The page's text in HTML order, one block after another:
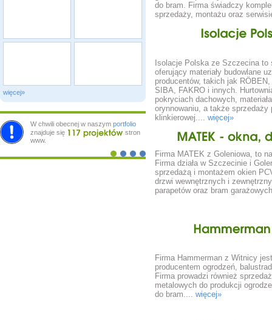
więcej»
W chwili obecnej w naszym portfolio
znajduje się
stron
www.
do bram. Firma świadczy
sprzedaży, montażu oraz
Isolacje Polska ze Szczecina to
oferujący materiały budowlane
producentów, takich jak
SIBA, FAKRO i innych.
pokryciach dachowych,
orynnowaniu, a także sprzedaży
klinkierowej.... więcej»
Firma MATEK z Goleniowa, to
Firma działa w Szczecinie i
sprzedażą i montażem okien
drzwi wewnętrznych i
parapetów oraz bram
Firma Hammerman z Witnicy
producentem ogrodzeń,
Firma prowadzi również
metalowych do produkcji
do bram.... więcej»